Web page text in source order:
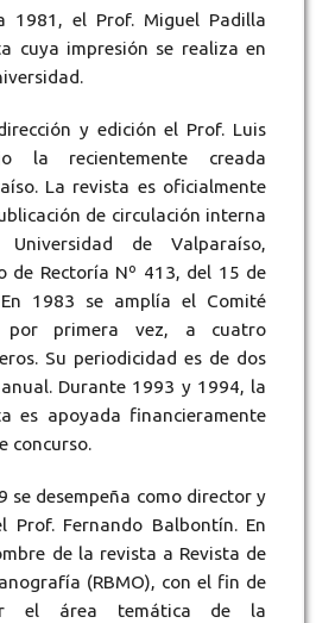
1981, el Prof. Miguel Padilla
cuya impresión se realiza en
y edición el Prof. Luis
la recientemente creada
La revista es oficialmente
de circulación interna
de Valparaíso,
de Rectoría Nº 413, del 15 de
1983 se amplía el Comité
por primera vez, a cuatro
Su periodicidad es de dos
Durante 1993 y 1994, la
es apoyada financieramente
concurso.
se desempeña como director y
Fernando Balbontín. En
de la revista a Revista de
(RBMO), con el fin de
el área temática de la